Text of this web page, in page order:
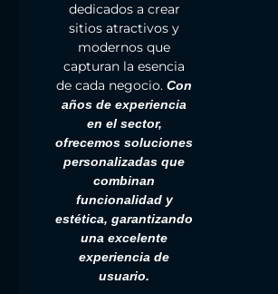
dedicados a crear
sitios atractivos y
modernos que
capturan la esencia
de cada negocio. Con
años de experiencia
en el sector,
ofrecemos soluciones
personalizadas que
combinan
funcionalidad y
estética, garantizando
una excelente
experiencia de
usuario.